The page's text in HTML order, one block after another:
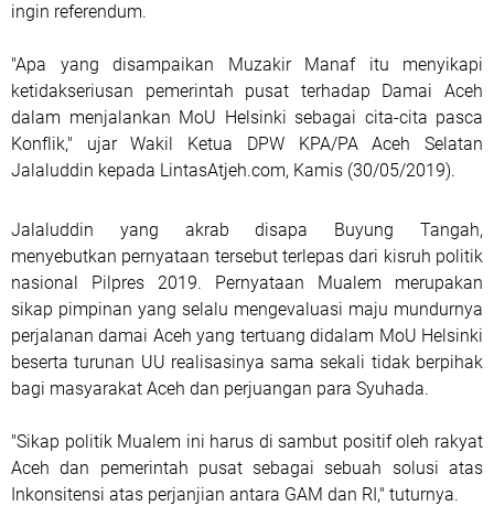
ingin referendum.
"Apa yang disampaikan Muzakir Manaf itu menyikapi
ketidakseriusan pemerintah pusat terhadap Damai Aceh
dalam menjalankan MoU Helsinki sebagai cita-cita pasca
Konflik," ujar Wakil Ketua DPW KPA/PA Aceh Selatan
Jalaluddin kepada LintasAtjeh.com, Kamis (30/05/2019).
Jalaluddin yang akrab disapa Buyung Tangah,
menyebutkan pernyataan tersebut terlepas dari kisruh politik
nasional Pilpres 2019. Pernyataan Mualem merupakan
sikap pimpinan yang selalu mengevaluasi maju mundurnya
perjalanan damai Aceh yang tertuang didalam MoU Helsinki
beserta turunan UU realisasinya sama sekali tidak berpihak
bagi masyarakat Aceh dan perjuangan para Syuhada.
"Sikap politik Mualem ini harus di sambut positif oleh rakyat
Aceh dan pemerintah pusat sebagai sebuah solusi atas
Inkonsitensi atas perjanjian antara GAM dan RI," tuturnya.